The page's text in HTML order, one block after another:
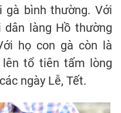
gà bình thường. Với
dân làng Hồ thường
họ con gà còn là
lên tổ tiên tấm lòng
ngày Lễ, Tết.